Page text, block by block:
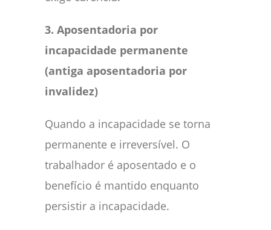
3. Aposentadoria por
incapacidade permanente
(antiga aposentadoria por
invalidez)
Quando a incapacidade se torna
permanente e irreversível. O
trabalhador é aposentado e o
benefício é mantido enquanto
persistir a incapacidade.